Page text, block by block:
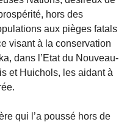
hors des
aux pièges fatals
visant à la conservation
dans l’Etat du Nouveau-
et Huichols, les aidant à
qui l’a poussé hors de